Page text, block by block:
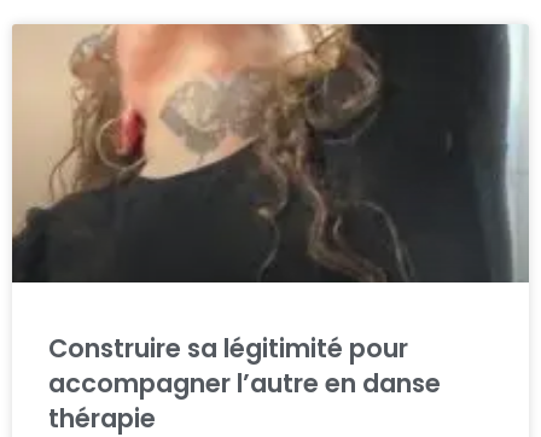
Construire sa légitimité pour
accompagner l’autre en danse
thérapie